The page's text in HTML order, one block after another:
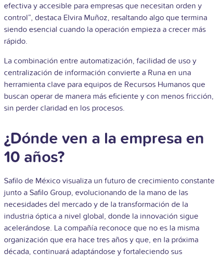
efectiva y accesible para empresas que necesitan orden y
control”, destaca Elvira Muñoz, resaltando algo que termina
siendo esencial cuando la operación empieza a crecer más
rápido.
La combinación entre automatización, facilidad de uso y
centralización de información convierte a Runa en una
herramienta clave para equipos de Recursos Humanos que
buscan operar de manera más eficiente y con menos fricción,
sin perder claridad en los procesos.
¿Dónde ven a la empresa en
10 años?
Safilo de México visualiza un futuro de crecimiento constante
junto a Safilo Group, evolucionando de la mano de las
necesidades del mercado y de la transformación de la
industria óptica a nivel global, donde la innovación sigue
acelerándose. La compañía reconoce que no es la misma
organización que era hace tres años y que, en la próxima
década, continuará adaptándose y fortaleciendo sus